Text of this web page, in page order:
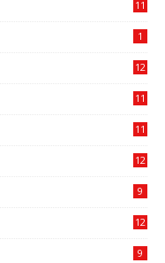
11
1
12
11
11
12
9
12
9